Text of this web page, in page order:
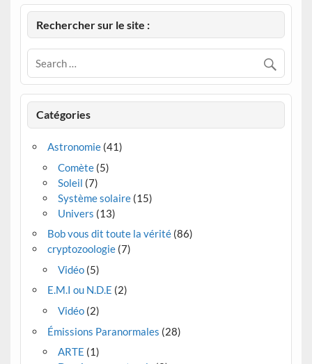
Rechercher sur le site :
Catégories
Astronomie(41)
Comète(5)
Soleil (7)
Système solaire(15)
Univers (13)
Bob vous dit toute la vérité(86)
cryptozoologie(7)
Vidéo(5)
E.M.I ou N.D.E (2)
Vidéo(2)
Émissions Paranormales (28)
ARTE (1)